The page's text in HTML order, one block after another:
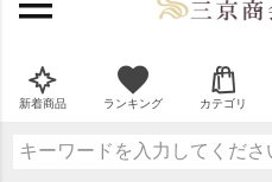
新着商品 ランキング カテゴリ